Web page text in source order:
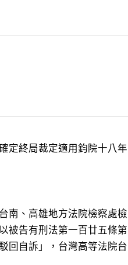
定終局裁定適用鈞院十八年
南、高雄地方法院檢察處檢
被告有刑法第一百廿五條第
回自訴」，台灣高等法院台